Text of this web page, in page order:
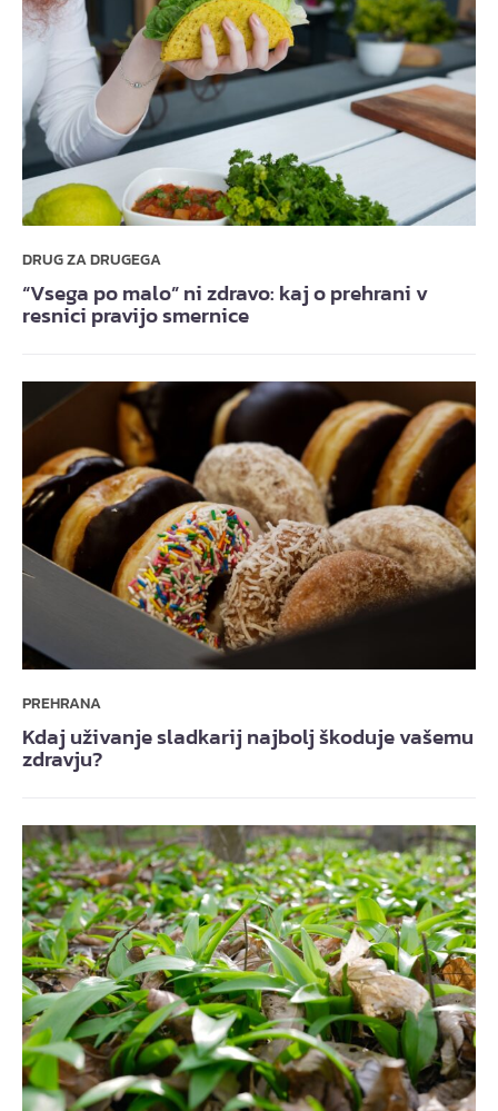
DRUG ZA DRUGEGA
“Vsega po malo” ni zdravo: kaj o prehrani v
resnici pravijo smernice
PREHRANA
Kdaj uživanje sladkarij najbolj škoduje vašemu
zdravju?